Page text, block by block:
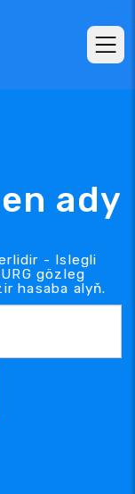
ady
- Islegli
gözleg
hasaba alyň.